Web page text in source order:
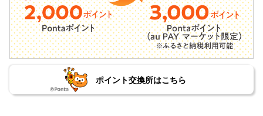
ポイント交換所はこちら